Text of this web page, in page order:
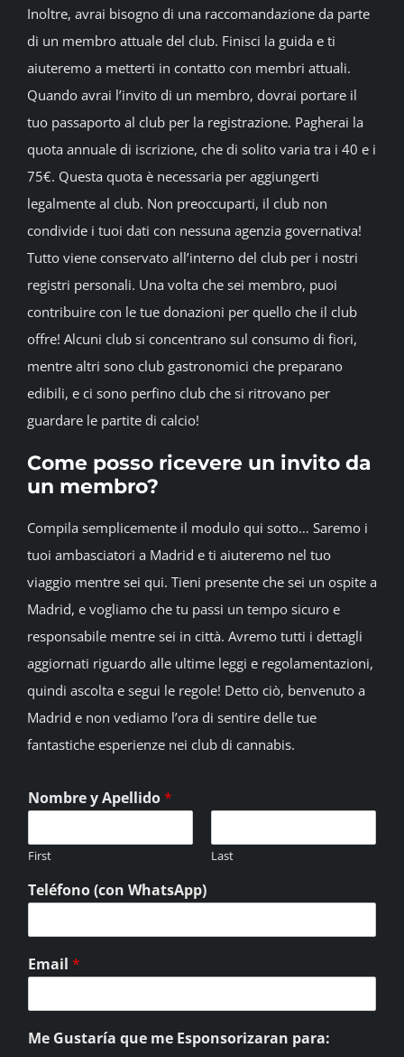
Inoltre, avrai bisogno di una raccomandazione da parte
di un membro attuale del club. Finisci la guida e ti
aiuteremo a metterti in contatto con membri attuali.
Quando avrai l’invito di un membro, dovrai portare il
tuo passaporto al club per la registrazione. Pagherai la
quota annuale di iscrizione, che di solito varia tra i 40 e i
75€. Questa quota è necessaria per aggiungerti
legalmente al club. Non preoccuparti, il club non
condivide i tuoi dati con nessuna agenzia governativa!
Tutto viene conservato all’interno del club per i nostri
registri personali. Una volta che sei membro, puoi
contribuire con le tue donazioni per quello che il club
offre! Alcuni club si concentrano sul consumo di fiori,
mentre altri sono club gastronomici che preparano
edibili, e ci sono perfino club che si ritrovano per
guardare le partite di calcio!
Come posso ricevere un invito da
un membro?
Compila semplicemente il modulo qui sotto… Saremo i
tuoi ambasciatori a Madrid e ti aiuteremo nel tuo
viaggio mentre sei qui. Tieni presente che sei un ospite a
Madrid, e vogliamo che tu passi un tempo sicuro e
responsabile mentre sei in città. Avremo tutti i dettagli
aggiornati riguardo alle ultime leggi e regolamentazioni,
quindi ascolta e segui le regole! Detto ciò, benvenuto a
Madrid e non vediamo l’ora di sentire delle tue
fantastiche esperienze nei club di cannabis.
Nombre y Apellido*
First Last
Teléfono (con WhatsApp)
Email *
Me Gustaría que me Esponsorizaran para: